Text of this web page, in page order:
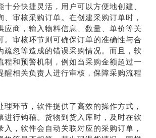
十分快捷灵活，用户可以方便地创建、
、审核采购订单。在创建采购订单时，
应商，输入物料信息、数量、单价等关
。审核环节则可确保订单的准确性与合
疏忽等造成的错误采购情况。而且，软
程和预警机制，例如当采购金额超过一
醒相关负责人进行审核，保障采购流程
理环节，软件提供了高效的操作方式，
进行钩稽。货物到货入库时，及时在软
入，软件会自动关联对应的采购订单，